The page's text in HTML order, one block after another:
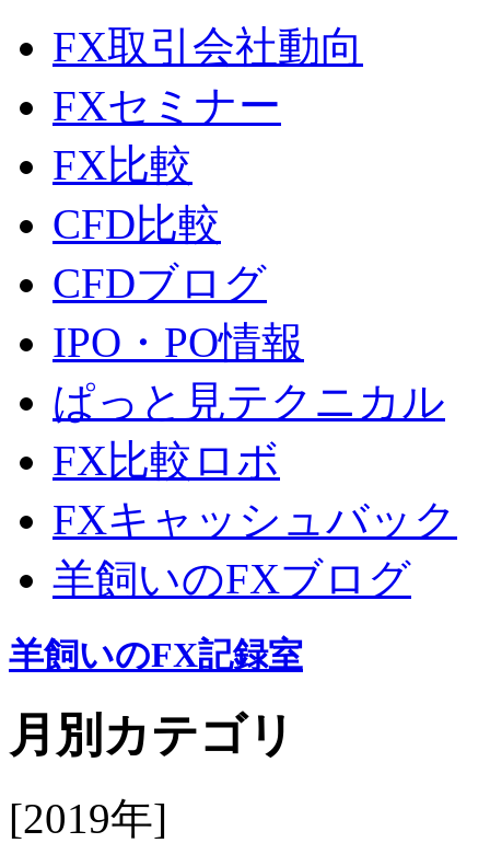
FX取引会社動向
FXセミナー
FX比較
CFD比較
CFDブログ
IPO・PO情報
ぱっと見テクニカル
FX比較ロボ
FXキャッシュバック
羊飼いのFXブログ
羊飼いのFX記録室
月別カテゴリ
[2019年]